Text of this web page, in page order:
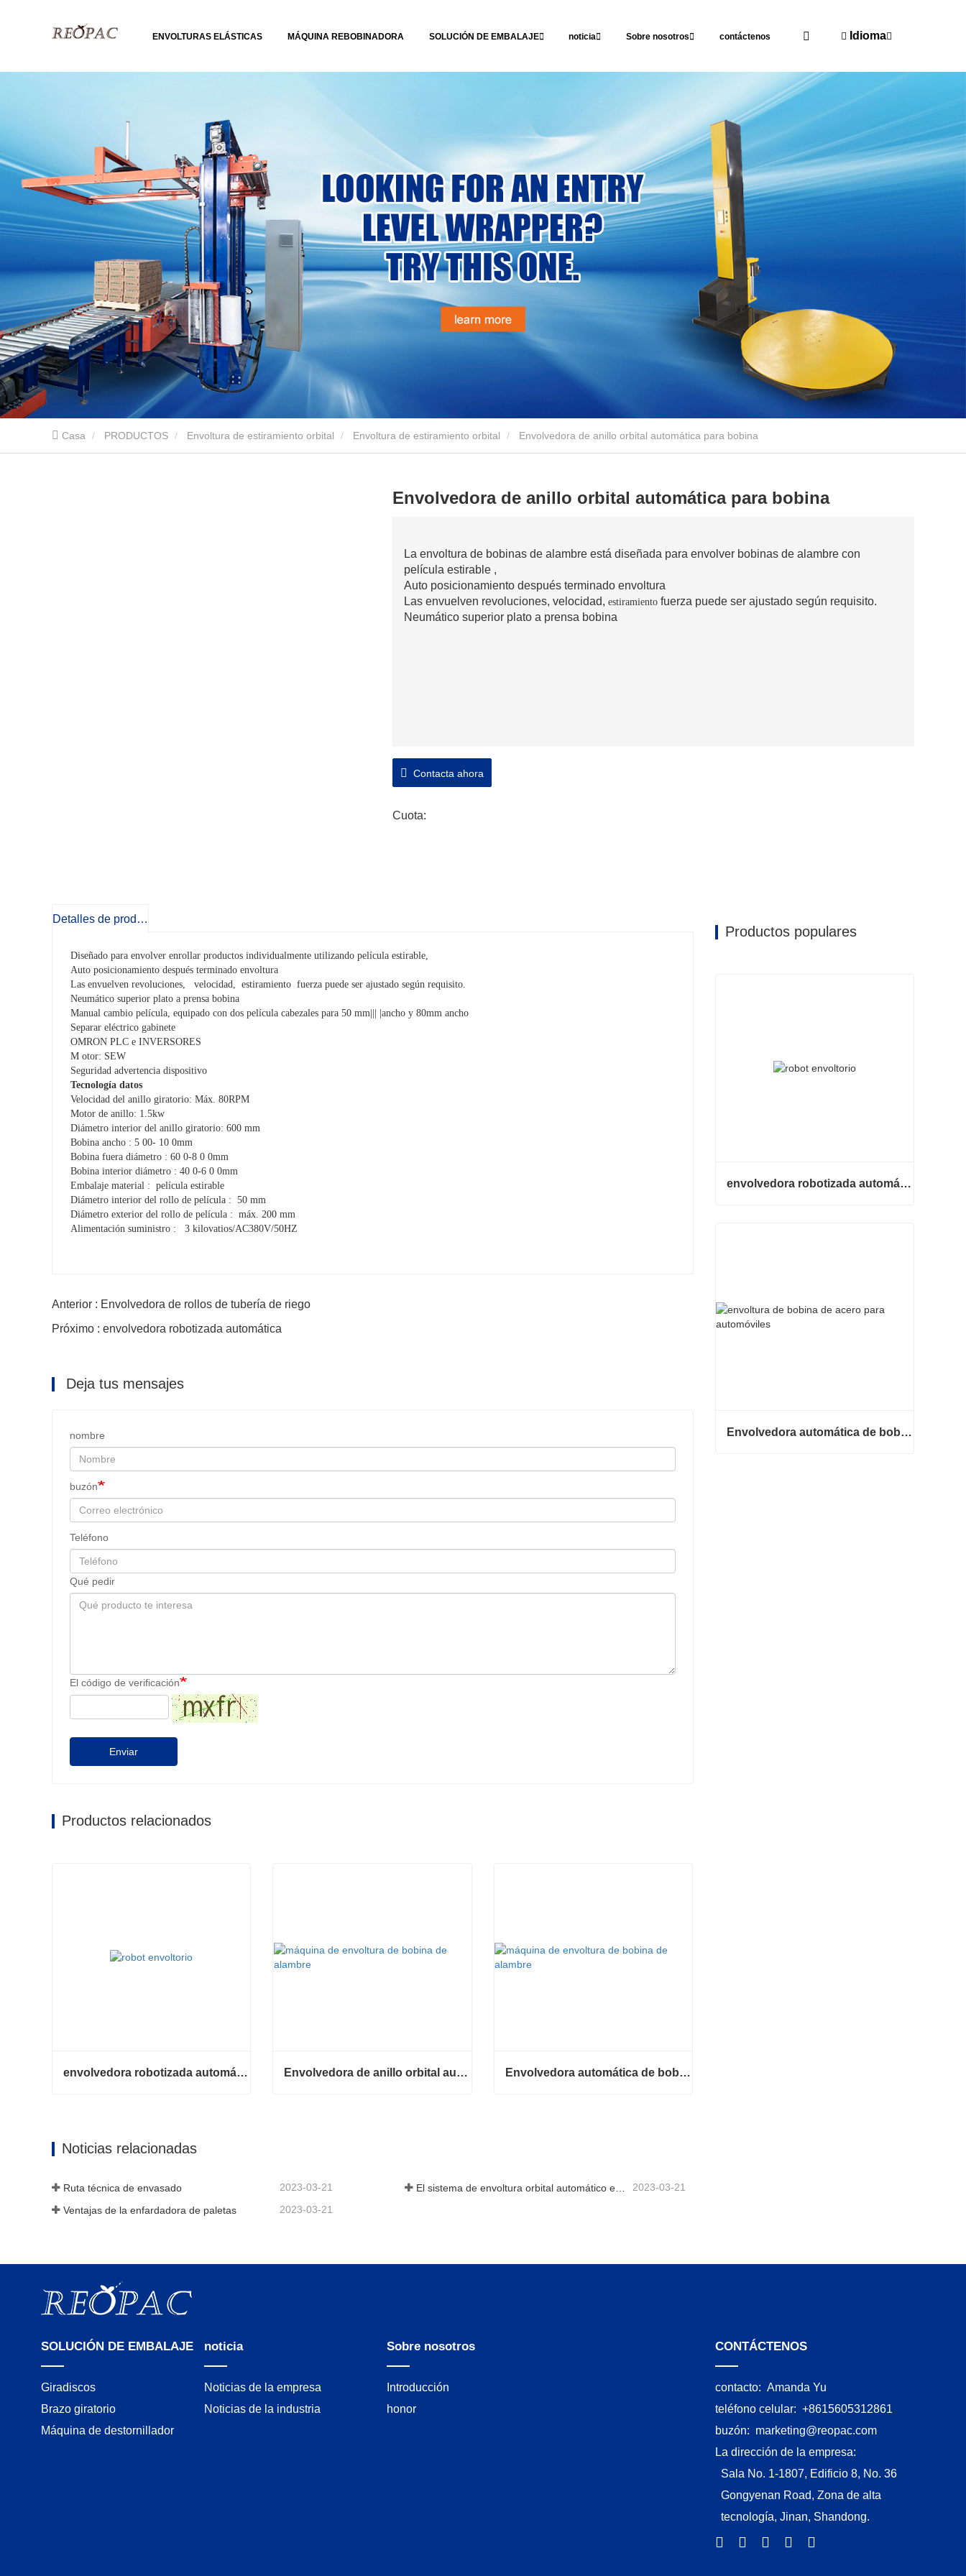
ENVOLTURAS ELÁSTICAS MÁQUINA REBOBINADORA SOLUCIÓN DE EMBALAJE noticia Sobre nosotros contáctenos Idioma
Casa PRODUCTOS Envoltura de estiramiento orbital Envoltura de estiramiento orbital Envolvedora de anillo orbital automática para bobina
Envolvedora de anillo orbital automática para bobina
La envoltura de bobinas de alambre está diseñada para envolver bobinas de alambre con
película estirable ,
Auto posicionamiento después terminado envoltura
Las envuelven revoluciones, velocidad, estiramiento fuerza puede ser ajustado según requisito.
Neumático superior plato a prensa bobina
Contacta ahora
Cuota:
Detalles de producto
Diseñado para envolver enrollar productos individualmente utilizando película estirable,
Auto posicionamiento después terminado envoltura
Las envuelven revoluciones,
velocidad, estiramiento fuerza puede ser ajustado según requisito.
Neumático superior plato a prensa bobina
Manual cambio película, equipado con dos película cabezales para 50 mm||| |ancho y 80mm ancho
Separar eléctrico gabinete
OMRON PLC e INVERSORES
M otor: SEW
Seguridad advertencia dispositivo
Tecnología datos
Velocidad del anillo giratorio: Máx. 80RPM
Motor de anillo: 1.5kw
Diámetro interior del anillo giratorio: 600 mm
Bobina ancho : 5 00- 10 0mm
Bobina fuera diámetro : 60 0-8 0 0mm
Bobina interior diámetro : 40 0-6 0 0mm
Embalaje material : película estirable
Diámetro interior del rollo de película : 50 mm
Diámetro exterior del rollo de película : máx. 200 mm
Alimentación suministro : 3 kilovatios/AC380V/50HZ
Anterior : Envolvedora de rollos de tubería de riego
Próximo : envolvedora robotizada automática
Deja tus mensajes
nombre
buzón
Teléfono
Qué pedir
El código de verificación
Enviar
Productos relacionados
envolvedora robotizada automática Envolvedora de anillo orbital automática para bobina Envolvedora automática de bobinas de alambre
Noticias relacionadas
Ruta técnica de envasado 2023-03-21 El sistema de envoltura orbital automático envuelve 6 lados en el material 2023-03-21
Ventajas de la enfardadora de paletas 2023-03-21
Productos populares
envolvedora robotizada automática
Envolvedora automática de bobinas de acero
SOLUCIÓN DE EMBALAJE
Giradiscos
Brazo giratorio
Máquina de destornillador
noticia
Noticias de la empresa
Noticias de la industria
Sobre nosotros
Introducción
honor
CONTÁCTENOS
contacto: Amanda Yu
teléfono celular: +8615605312861
buzón: marketing@reopac.com
La dirección de la empresa:
Sala No. 1-1807, Edificio 8, No. 36
Gongyenan Road, Zona de alta
tecnología, Jinan, Shandong.